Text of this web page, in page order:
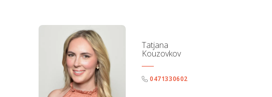
Tatjana
Kouzovkov
0471330602